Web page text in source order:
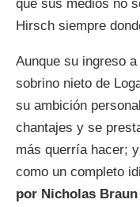
que sus medios no
Hirsch siempre
Aunque su ingreso
sobrino nieto de
su ambición
chantajes y se
más querría hacer;
como un completo
por Nicholas